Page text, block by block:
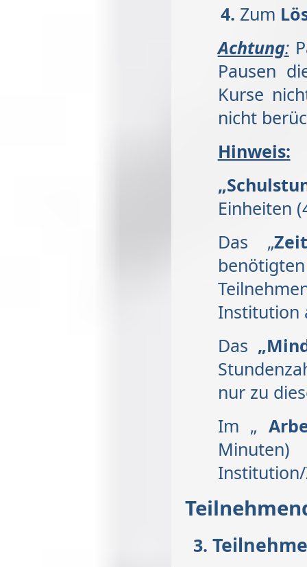
Zum
Achtung:
Pausen
Kurse
nicht
Hinweis:
„
Einheiten
Das „
Institution
Das
nur zu
Im „